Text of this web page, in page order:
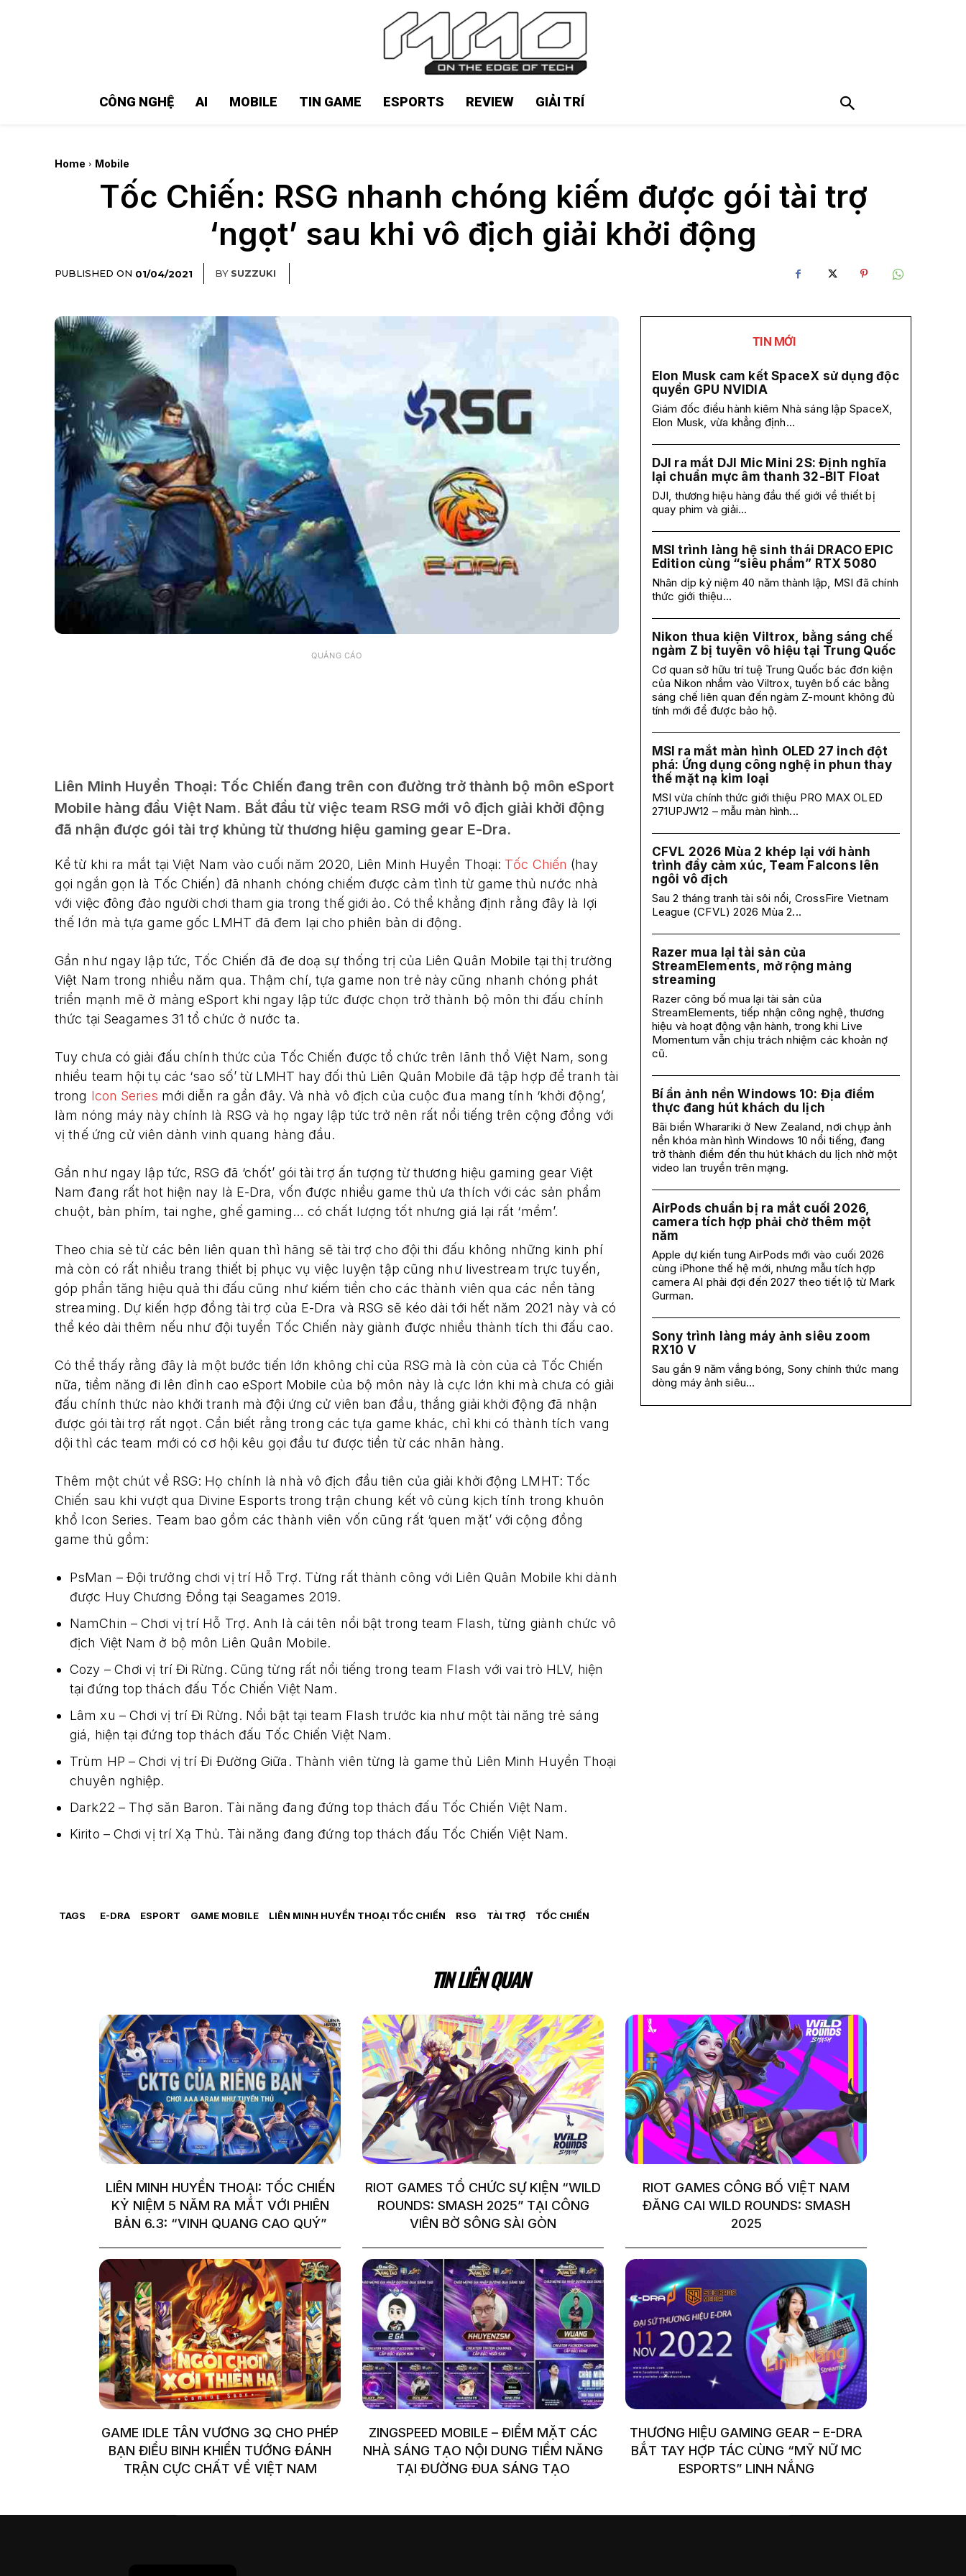
CÔNG NGHỆ AI MOBILE TIN GAME ESPORTS REVIEW GIẢI TRÍ
Home Mobile
Tốc Chiến: RSG nhanh chóng kiếm được gói tài trợ
‘ngọt’ sau khi vô địch giải khởi động
PUBLISHED ON 01/04/2021 BY SUZZUKI
QUẢNG CÁO
Liên Minh Huyền Thoại: Tốc Chiến đang trên con đường trở thành bộ môn eSport
Mobile hàng đầu Việt Nam. Bắt đầu từ việc team RSG mới vô địch giải khởi động
đã nhận được gói tài trợ khủng từ thương hiệu gaming gear E-Dra.
Kể từ khi ra mắt tại Việt Nam vào cuối năm 2020, Liên Minh Huyền Thoại: Tốc Chiến (hay
gọi ngắn gọn là Tốc Chiến) đã nhanh chóng chiếm được cảm tình từ game thủ nước nhà
với việc đông đảo người chơi tham gia trong thế giới ảo. Có thể khẳng định rằng đây là lợi
thế lớn mà tựa game gốc LMHT đã đem lại cho phiên bản di động.
Gần như ngay lập tức, Tốc Chiến đã đe doạ sự thống trị của Liên Quân Mobile tại thị trường
Việt Nam trong nhiều năm qua. Thậm chí, tựa game non trẻ này cũng nhanh chóng phát
triển mạnh mẽ ở mảng eSport khi ngay lập tức được chọn trở thành bộ môn thi đấu chính
thức tại Seagames 31 tổ chức ở nước ta.
Tuy chưa có giải đấu chính thức của Tốc Chiến được tổ chức trên lãnh thổ Việt Nam, song
nhiều team hội tụ các ‘sao số’ từ LMHT hay đối thủ Liên Quân Mobile đã tập hợp để tranh tài
trong Icon Series mới diễn ra gần đây. Và nhà vô địch của cuộc đua mang tính ‘khởi động’,
làm nóng máy này chính là RSG và họ ngay lập tức trở nên rất nổi tiếng trên cộng đồng với
vị thế ứng cử viên dành vinh quang hàng đầu.
Gần như ngay lập tức, RSG đã ‘chốt’ gói tài trợ ấn tượng từ thương hiệu gaming gear Việt
Nam đang rất hot hiện nay là E-Dra, vốn được nhiều game thủ ưa thích với các sản phẩm
chuột, bàn phím, tai nghe, ghế gaming… có chất lượng tốt nhưng giá lại rất ‘mềm’.
Theo chia sẻ từ các bên liên quan thì hãng sẽ tài trợ cho đội thi đấu không những kinh phí
mà còn có rất nhiều trang thiết bị phục vụ việc luyện tập cũng như livestream trực tuyến,
góp phần tăng hiệu quả thi đấu cũng như kiếm tiền cho các thành viên qua các nền tảng
streaming. Dự kiến hợp đồng tài trợ của E-Dra và RSG sẽ kéo dài tới hết năm 2021 này và có
thể kéo dài thêm nếu như đội tuyển Tốc Chiến này giành được nhiều thành tích thi đấu cao.
Có thể thấy rằng đây là một bước tiến lớn không chỉ của RSG mà là còn của cả Tốc Chiến
nữa, tiềm năng đi lên đỉnh cao eSport Mobile của bộ môn này là cực lớn khi mà chưa có giải
đấu chính thức nào khởi tranh mà đội ứng cử viên ban đầu, thắng giải khởi động đã nhận
được gói tài trợ rất ngọt. Cần biết rằng trong các tựa game khác, chỉ khi có thành tích vang
dội thì các team mới có cơ hội kêu gọi đầu tư được tiền từ các nhãn hàng.
Thêm một chút về RSG: Họ chính là nhà vô địch đầu tiên của giải khởi động LMHT: Tốc
Chiến sau khi vượt qua Divine Esports trong trận chung kết vô cùng kịch tính trong khuôn
khổ Icon Series. Team bao gồm các thành viên vốn cũng rất ‘quen mặt’ với cộng đồng
game thủ gồm:
PsMan – Đội trưởng chơi vị trí Hỗ Trợ. Từng rất thành công với Liên Quân Mobile khi dành
được Huy Chương Đồng tại Seagames 2019.
NamChin – Chơi vị trí Hỗ Trợ. Anh là cái tên nổi bật trong team Flash, từng giành chức vô
địch Việt Nam ở bộ môn Liên Quân Mobile.
Cozy – Chơi vị trí Đi Rừng. Cũng từng rất nổi tiếng trong team Flash với vai trò HLV, hiện
tại đứng top thách đấu Tốc Chiến Việt Nam.
Lâm xu – Chơi vị trí Đi Rừng. Nổi bật tại team Flash trước kia như một tài năng trẻ sáng
giá, hiện tại đứng top thách đấu Tốc Chiến Việt Nam.
Trùm HP – Chơi vị trí Đi Đường Giữa. Thành viên từng là game thủ Liên Minh Huyền Thoại
chuyên nghiệp.
Dark22 – Thợ săn Baron. Tài năng đang đứng top thách đấu Tốc Chiến Việt Nam.
Kirito – Chơi vị trí Xạ Thủ. Tài năng đang đứng top thách đấu Tốc Chiến Việt Nam.
TAGS E-DRA ESPORT GAME MOBILE LIÊN MINH HUYỀN THOẠI TỐC CHIẾN RSG TÀI TRỢ TỐC CHIẾN
TIN MỚI
Elon Musk cam kết SpaceX sử dụng độc
quyền GPU NVIDIA
Giám đốc điều hành kiêm Nhà sáng lập SpaceX,
Elon Musk, vừa khẳng định...
DJI ra mắt DJI Mic Mini 2S: Định nghĩa
lại chuẩn mực âm thanh 32-BIT Float
DJI, thương hiệu hàng đầu thế giới về thiết bị
quay phim và giải...
MSI trình làng hệ sinh thái DRACO EPIC
Edition cùng “siêu phẩm” RTX 5080
Nhân dịp kỷ niệm 40 năm thành lập, MSI đã chính
thức giới thiệu...
Nikon thua kiện Viltrox, bằng sáng chế
ngàm Z bị tuyên vô hiệu tại Trung Quốc
Cơ quan sở hữu trí tuệ Trung Quốc bác đơn kiện
của Nikon nhắm vào Viltrox, tuyên bố các bằng
sáng chế liên quan đến ngàm Z-mount không đủ
tính mới để được bảo hộ.
MSI ra mắt màn hình OLED 27 inch đột
phá: Ứng dụng công nghệ in phun thay
thế mặt nạ kim loại
MSI vừa chính thức giới thiệu PRO MAX OLED
271UPJW12 – mẫu màn hình...
CFVL 2026 Mùa 2 khép lại với hành
trình đầy cảm xúc, Team Falcons lên
ngôi vô địch
Sau 2 tháng tranh tài sôi nổi, CrossFire Vietnam
League (CFVL) 2026 Mùa 2...
Razer mua lại tài sản của
StreamElements, mở rộng mảng
streaming
Razer công bố mua lại tài sản của
StreamElements, tiếp nhận công nghệ, thương
hiệu và hoạt động vận hành, trong khi Live
Momentum vẫn chịu trách nhiệm các khoản nợ
cũ.
Bí ẩn ảnh nền Windows 10: Địa điểm
thực đang hút khách du lịch
Bãi biển Wharariki ở New Zealand, nơi chụp ảnh
nền khóa màn hình Windows 10 nổi tiếng, đang
trở thành điểm đến thu hút khách du lịch nhờ một
video lan truyền trên mạng.
AirPods chuẩn bị ra mắt cuối 2026,
camera tích hợp phải chờ thêm một
năm
Apple dự kiến tung AirPods mới vào cuối 2026
cùng iPhone thế hệ mới, nhưng mẫu tích hợp
camera AI phải đợi đến 2027 theo tiết lộ từ Mark
Gurman.
Sony trình làng máy ảnh siêu zoom
RX10 V
Sau gần 9 năm vắng bóng, Sony chính thức mang
dòng máy ảnh siêu...
TIN LIÊN QUAN
LIÊN MINH HUYỀN THOẠI: TỐC CHIẾN
KỶ NIỆM 5 NĂM RA MẮT VỚI PHIÊN
BẢN 6.3: “VINH QUANG CAO QUÝ”
RIOT GAMES TỔ CHỨC SỰ KIỆN “WILD
ROUNDS: SMASH 2025” TẠI CÔNG
VIÊN BỜ SÔNG SÀI GÒN
RIOT GAMES CÔNG BỐ VIỆT NAM
ĐĂNG CAI WILD ROUNDS: SMASH
2025
GAME IDLE TÂN VƯƠNG 3Q CHO PHÉP
BẠN ĐIỀU BINH KHIỂN TƯỚNG ĐÁNH
TRẬN CỰC CHẤT VỀ VIỆT NAM
ZINGSPEED MOBILE – ĐIỂM MẶT CÁC
NHÀ SÁNG TẠO NỘI DUNG TIỀM NĂNG
TẠI ĐƯỜNG ĐUA SÁNG TẠO
THƯƠNG HIỆU GAMING GEAR – E-DRA
BẮT TAY HỢP TÁC CÙNG “MỸ NỮ MC
ESPORTS” LINH NẮNG